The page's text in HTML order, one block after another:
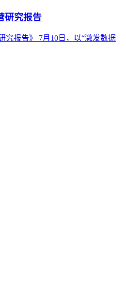
研究报告
究报告》 7月10日，以“激发数据